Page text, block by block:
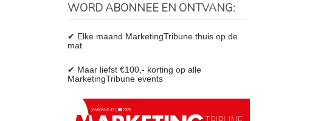
WORD ABONNEE EN ONTVANG:
✔ Elke maand MarketingTribune thuis op de
mat
✔ Maar liefst €100,- korting op alle
MarketingTribune events